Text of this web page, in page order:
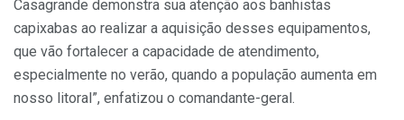
Casagrande demonstra sua atenção aos banhistas
capixabas ao realizar a aquisição desses equipamentos,
que vão fortalecer a capacidade de atendimento,
especialmente no verão, quando a população aumenta em
nosso litoral”, enfatizou o comandante-geral.